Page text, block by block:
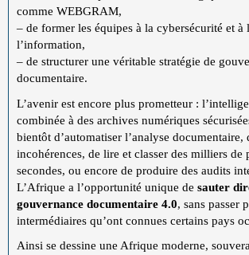
comme WEBGRAM,
– de former les équipes à la cybersécurité et à
l’information,
– de structurer une véritable stratégie de
documentaire.
L’avenir est encore plus prometteur :
combinée à des archives numériques
bientôt d’automatiser l’analyse documentaire,
incohérences, de lire et classer des milliers de
secondes, ou encore de produire des audits
L’Afrique a l’opportunité unique de sauter
gouvernance documentaire 4.0, sans passer
intermédiaires qu’ont connues certains pays
Ainsi se dessine une Afrique moderne,